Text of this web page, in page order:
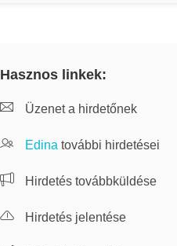
Hasznos linkek:
Üzenet a hirdetőnek
Edina további hirdetései
Hirdetés továbbküldése
Hirdetés jelentése